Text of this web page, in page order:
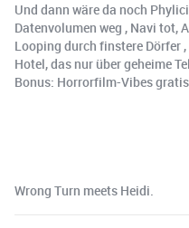
Und dann wäre da noch
Datenvolumen weg , Navi tot,
Looping durch finstere Dörfer
Hotel, das nur über geheime
Bonus: Horrorfilm-Vibes
Wrong Turn meets Heidi. ️